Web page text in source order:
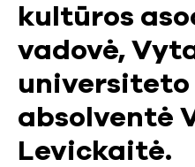
kultūros
vadovė,
universiteto
absolventė
Levickaitė.